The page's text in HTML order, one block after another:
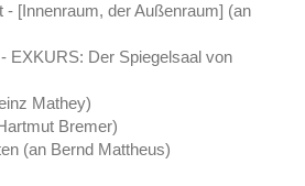
- [Innenraum, der Außenraum] (an
EXKURS: Der Spiegelsaal von
Mathey)
Bremer)
(an Bernd Mattheus)